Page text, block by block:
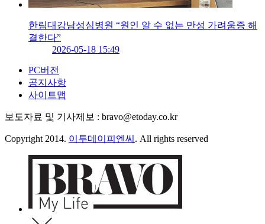
한림대강남성심병원 “원인 알 수 없는 만성 가려움증 해
결한다”
2026-05-18 15:49
PC버전
공지사항
사이트맵
보도자료 및 기사제보 : bravo@etoday.co.kr
Copyright 2014. 이투데이피엔씨 . All rights reserved